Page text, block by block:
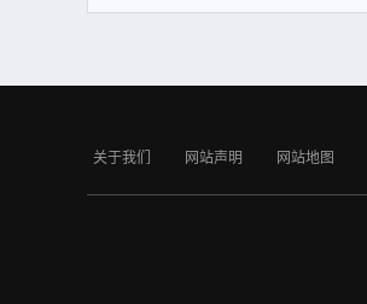
关于我们 网站声明 网站地图